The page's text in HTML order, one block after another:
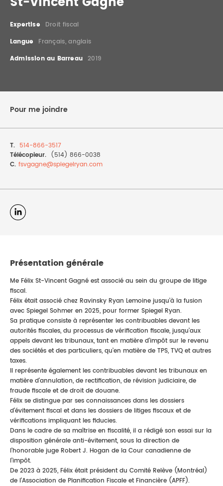
DROIT IMMOBILIER
STAGES CONTACTEZ-NOUS
Expertise
Droit fiscal
Langue
Français, anglais
Admission au Barreau 2019
Pour me joindre
T. 514-866-3517
Télécopieur. (514) 866-0038
C. fsvgagne@spiegelryan.com
Présentation générale
Me Félix St-Vincent Gagné est associé au sein du groupe de litige
fiscal.
Félix était associé chez Ravinsky Ryan Lemoine jusqu’à la fusion
avec Spiegel Sohmer en 2025, pour former Spiegel Ryan.
Sa pratique consiste à représenter les contribuables devant les
autorités fiscales, du processus de vérification fiscale, jusqu’aux
appels devant les tribunaux, tant en matière d’impôt sur le revenu
des sociétés et des particuliers, qu’en matière de TPS, TVQ et autres
taxes.
Il représente également les contribuables devant les tribunaux en
matière d’annulation, de rectification, de révision judiciaire, de
fraude fiscale et de droit de douane.
Félix se distingue par ses connaissances dans les dossiers
d’évitement fiscal et dans les dossiers de litiges fiscaux et de
vérifications impliquant les fiducies.
Dans le cadre de sa maîtrise en fiscalité, il a rédigé son essai sur la
disposition générale anti-évitement, sous la direction de
l’honorable juge Robert J. Hogan de la Cour canadienne de
l’impôt.
De 2023 à 2025, Félix était président du Comité Relève (Montréal)
de l’Association de Planification Fiscale et Financière (APFF).